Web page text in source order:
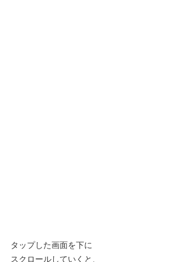
タップした画面を下に
スクロールしていくと、